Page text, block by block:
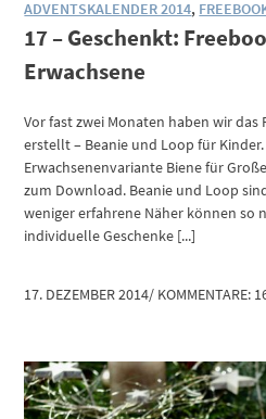
ADVENTSKALENDER 2014,
17 – Geschenkt:
Erwachsene
Vor fast zwei Monaten haben wir
erstellt – Beanie und Loop für
Erwachsenenvariante Biene für
zum Download. Beanie und Loop
weniger erfahrene Näher können so
individuelle Geschenke [...]
17. DEZEMBER 2014/ KOMMENTARE: